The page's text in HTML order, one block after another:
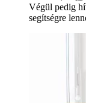
Végül pedig
segítségre